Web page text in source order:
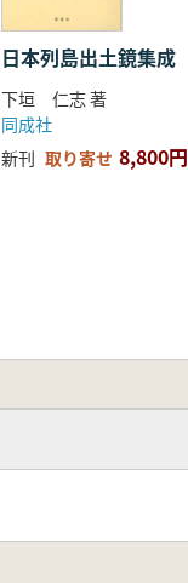
日本列島出土鏡集成
下垣 仁志 著
同成社
新刊 取り寄せ 8,800円